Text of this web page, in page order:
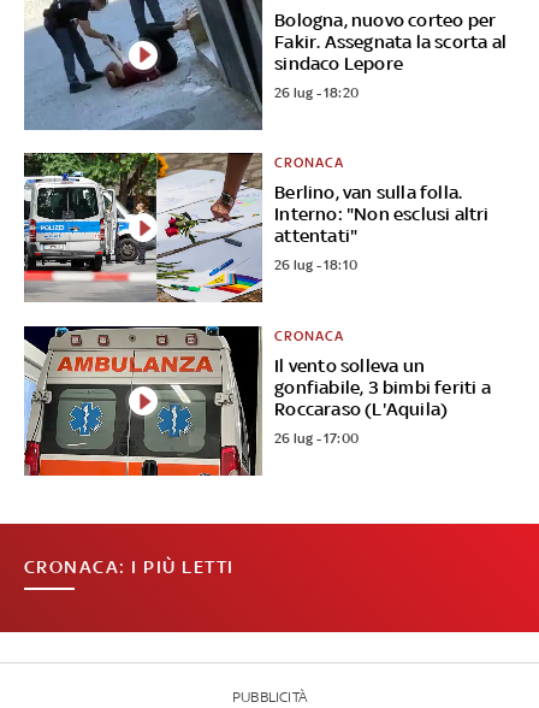
Bologna, nuovo corteo per
Fakir. Assegnata la scorta al
sindaco Lepore
26 lug - 18:20
Berlino, van sulla folla.
Interno: "Non esclusi altri
attentati"
CRONACA
26 lug - 18:10
Il vento solleva un
gonfiabile, 3 bimbi feriti a
Roccaraso (L'Aquila)
CRONACA
26 lug - 17:00
CRONACA: I PIÙ LETTI
PUBBLICITÀ